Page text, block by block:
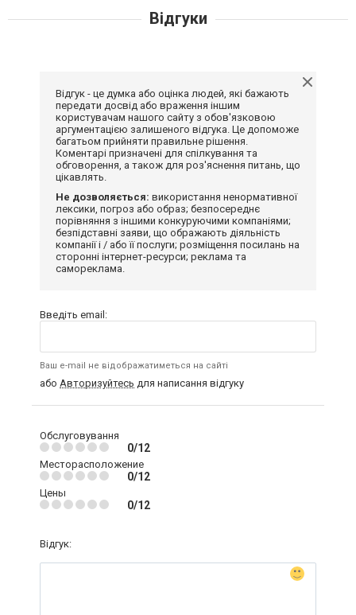
Відгуки
Відгук - це думка або оцінка людей, які бажають
передати досвід або враження іншим
користувачам нашого сайту з обов'язковою
аргументацією залишеного відгука. Це допоможе
багатьом прийняти правильне рішення.
Коментарі призначені для спілкування та
обговорення, а також для роз'яснення питань, що
цікавлять.
Не дозволяється: використання ненормативної
лексики, погроз або образ; безпосереднє
порівняння з іншими конкуруючими компаніями;
безпідставні заяви, що ображають діяльність
компанії і / або її послуги; розміщення посилань на
сторонні інтернет-ресурси; реклама та
самореклама.
Введіть email:
Ваш e-mail не відображатиметься на сайті
або Авторизуйтесь для написання відгуку
Обслуговування
0/12
Месторасположение
0/12
Цены
0/12
Відгук: